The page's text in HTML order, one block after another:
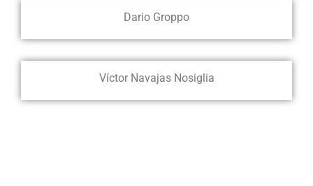
Dario Groppo
Víctor Navajas Nosiglia